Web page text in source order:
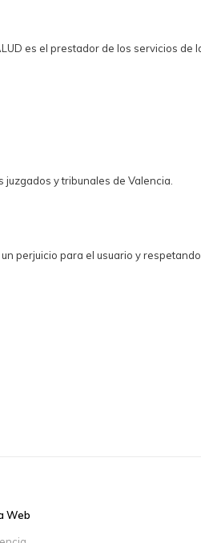
es el prestador de los servicios de
y tribunales de Valencia.
perjuicio para el usuario y
Web